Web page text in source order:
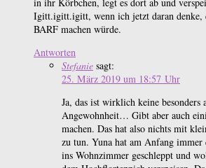
Igitt.igitt.igitt, wenn ich jetzt daran denke,
BARF machen würde.
Antworten
Stefanie sagt:
25. März 2019 um 18:57 Uhr
Ja, das ist wirklich keine besonders
Angewohnheit… Gibt aber auch
machen. Das hat also nichts mit
zu tun. Yuna hat am Anfang
ins Wohnzimmer geschleppt und